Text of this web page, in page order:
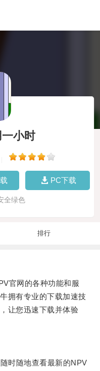
小时
PC下载
全绿色
排行
官网的各种功能和服
拥有专业的下载加速技
让您迅速下载并体验
时随地查看最新的NPV